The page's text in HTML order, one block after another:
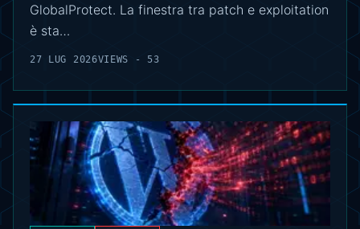
GlobalProtect. La finestra tra patch e exploitation
è sta…
27 LUG 2026VIEWS - 53